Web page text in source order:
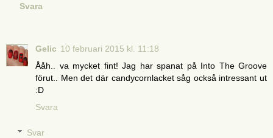
Svara
Gelic 10 februari 2015 kl. 11:18
Ååh.. va mycket fint! Jag har spanat på Into The Groove
förut.. Men det där candycornlacket såg också intressant ut
:D
Svara
Svar